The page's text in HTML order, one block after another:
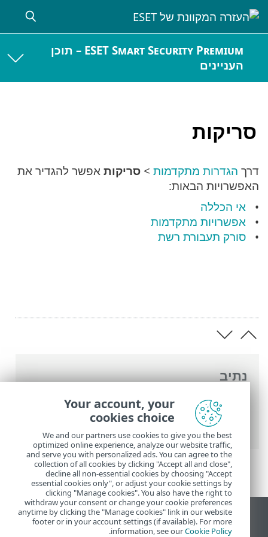
ESET Smart Security Premium – תוכן
העניינים
סריקות
נתיב
העזרה המקוונת של ESET >
ESET Smart
Security Premium
>הגדרות מתקדמות
סריקות
דרך הגדרות מתקדמות > סריקות אפשר להגדיר את
האפשרויות הבאות:
אי הכללה
אפשרויות מתקדמות
סורק תעבורת רשת
הצג את האתר למחשב
Your account, your
cookies choice
We and our partners use cookies to give you the best
optimized online experience, analyze our website traffic,
and serve you with personalized ads. You can agree to the
collection of all cookies by clicking "Accept all and close",
decline all non-essential cookies by choosing "Accept
essential cookies only", or adjust your cookie settings by
clicking "Manage cookies". You also have the right to
withdraw your consent or change your cookie preferences
anytime by clicking the "Manage cookies" link in our website
footer or in your account settings (if available). For more
information, see ourCookie Policy
.